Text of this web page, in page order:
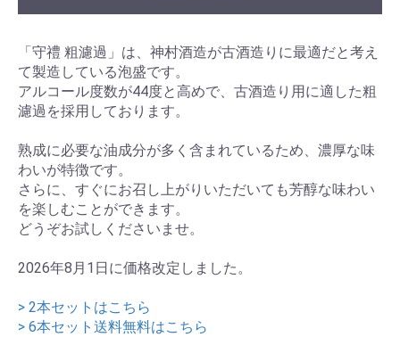
「守禮 粗濾過」は、神村酒造が古酒造りに最適だと考え
て製造している泡盛です。
アルコール度数が44度と高めで、古酒造り用に適した粗
濾過を採用しております。
熟成に必要な油成分が多く含まれているため、濃厚な味
わいが特徴です。
さらに、すぐにお召し上がりいただいても芳醇な味わい
を楽しむことができます。
どうぞお試しくださいませ。
2026年8月1日に価格改定しました。
> 2本セットはこちら
> 6本セット送料無料はこちら